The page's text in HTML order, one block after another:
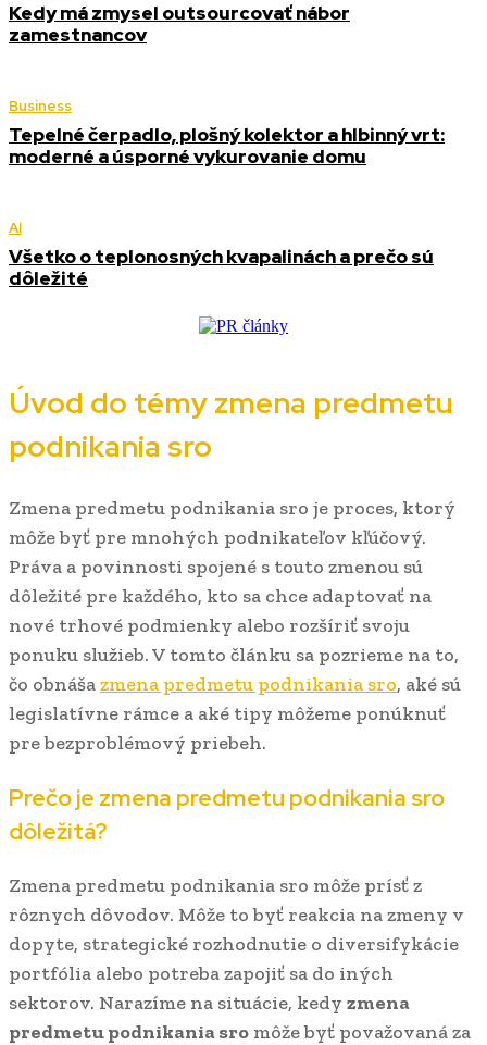
Kedy má zmysel outsourcovať nábor
zamestnancov
Business
Tepelné čerpadlo, plošný kolektor a hlbinný vrt:
moderné a úsporné vykurovanie domu
AI
Všetko o teplonosných kvapalinách a prečo sú
dôležité
Úvod do témy zmena predmetu
podnikania sro
Zmena predmetu podnikania sro je proces, ktorý
môže byť pre mnohých podnikateľov kľúčový.
Práva a povinnosti spojené s touto zmenou sú
dôležité pre každého, kto sa chce adaptovať na
nové trhové podmienky alebo rozšíriť svoju
ponuku služieb. V tomto článku sa pozrieme na to,
čo obnášazmena predmetu podnikania sro, aké sú
legislatívne rámce a aké tipy môžeme ponúknuť
pre bezproblémový priebeh.
Prečo je zmena predmetu podnikania sro
dôležitá?
Zmena predmetu podnikania sro môže prísť z
rôznych dôvodov. Môže to byť reakcia na zmeny v
dopyte, strategické rozhodnutie o diversifykácie
portfólia alebo potreba zapojiť sa do iných
sektorov. Narazíme na situácie, kedy zmena
predmetu podnikania sro môže byť považovaná za